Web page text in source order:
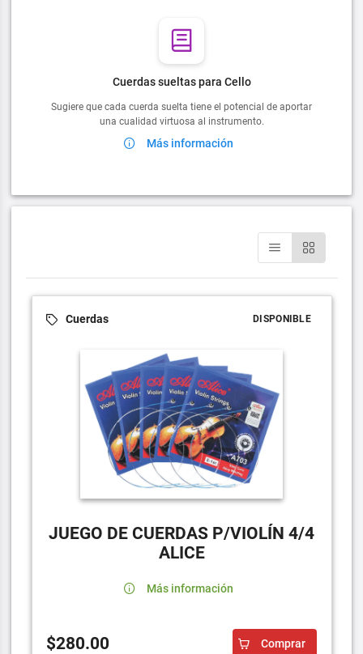
Cuerdas sueltas para Cello
Sugiere que cada cuerda suelta tiene el potencial de aportar
una cualidad virtuosa al instrumento.
Más información
Cuerdas DISPONIBLE
JUEGO DE CUERDAS P/VIOLÍN 4/4
ALICE
Más información
$280.00 Comprar